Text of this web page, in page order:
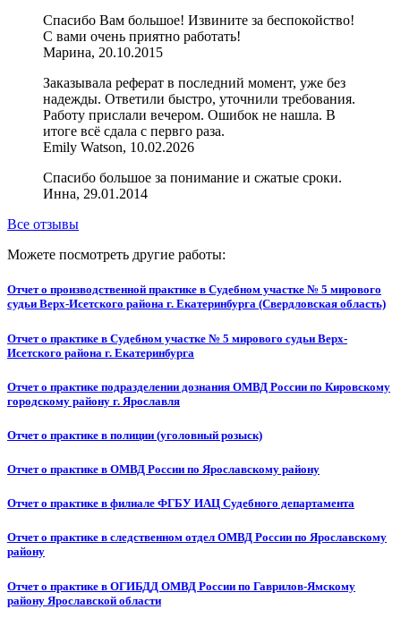
Спасибо Вам большое! Извините за беспокойство!
С вами очень приятно работать!
Марина, 20.10.2015
Заказывала реферат в последний момент, уже без
надежды. Ответили быстро, уточнили требования.
Работу прислали вечером. Ошибок не нашла. В
итоге всё сдала с первго раза.
Emily Watson, 10.02.2026
Спасибо большое за понимание и сжатые сроки.
Инна, 29.01.2014
Все отзывы
Можете посмотреть другие работы:
Отчет о производственной практике в Судебном участке № 5 мирового
судьи Верх-Исетского района г. Екатеринбурга (Свердловская область)
Отчет о практике в Судебном участке № 5 мирового судьи Верх-
Исетского района г. Екатеринбурга
Отчет о практике подразделении дознания ОМВД России по Кировскому
городскому району г. Ярославля
Отчет о практике в полиции (уголовный розыск)
Отчет о практике в ОМВД России по Ярославскому району
Отчет о практике в филиале ФГБУ ИАЦ Судебного департамента
Отчет о практике в следственном отдел ОМВД России по Ярославскому
району
Отчет о практике в ОГИБДД ОМВД России по Гаврилов-Ямскому
району Ярославской области